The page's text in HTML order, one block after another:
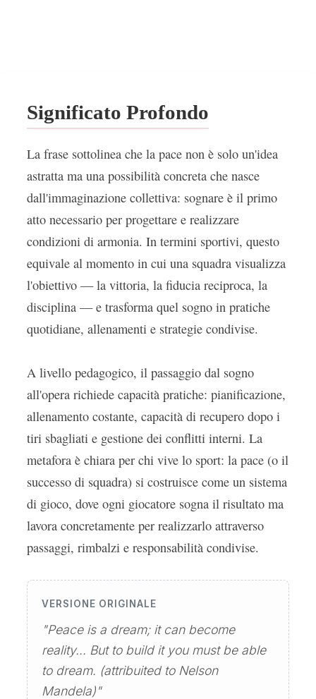
Significato Profondo
La frase sottolinea che la pace non è solo un'idea
astratta ma una possibilità concreta che nasce
dall'immaginazione collettiva: sognare è il primo
atto necessario per progettare e realizzare
condizioni di armonia. In termini sportivi, questo
equivale al momento in cui una squadra visualizza
l'obiettivo — la vittoria, la fiducia reciproca, la
disciplina — e trasforma quel sogno in pratiche
quotidiane, allenamenti e strategie condivise.
A livello pedagogico, il passaggio dal sogno
all'opera richiede capacità pratiche: pianificazione,
allenamento costante, capacità di recupero dopo i
tiri sbagliati e gestione dei conflitti interni. La
metafora è chiara per chi vive lo sport: la pace (o il
successo di squadra) si costruisce come un sistema
di gioco, dove ogni giocatore sogna il risultato ma
lavora concretamente per realizzarlo attraverso
passaggi, rimbalzi e responsabilità condivise.
VERSIONE ORIGINALE
"Peace is a dream; it can become
reality… But to build it you must be able
to dream. (attribuited to Nelson
Mandela)"